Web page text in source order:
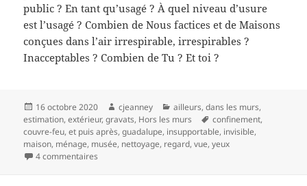
public ? En tant qu’usagé ? À quel niveau d’usure
est l’usagé ? Combien de Nous factices et de Maisons
conçues dans l’air irrespirable, irrespirables ?
Inacceptables ? Combien de Tu ? Et toi ?
Publié
le
16 octobre 2020 Auteur
cjeanney Catégories
ailleurs,dans les murs,
estimation,extérieur,gravats, Hors les murs
Mots-
clés
confinement,
couvre-feu,et puis après,guadalupe, insupportable, invisible,
maison, ménage, musée, nettoyage, regard,vue,yeux
4 commentaires